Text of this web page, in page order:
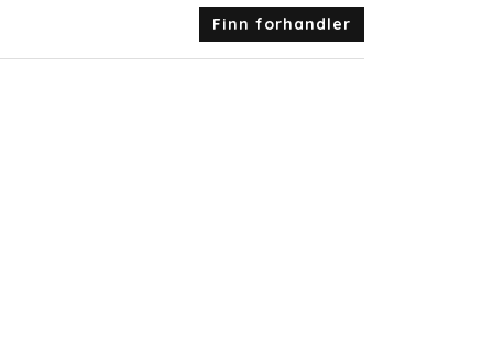
Finn forhandler